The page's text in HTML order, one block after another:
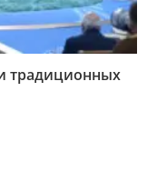
традиционных